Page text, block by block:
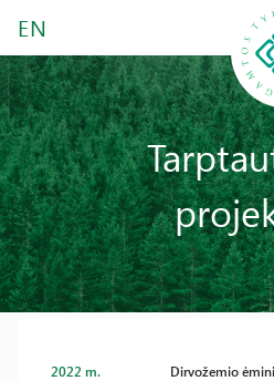
EN
2022 m.
Dirvožemio